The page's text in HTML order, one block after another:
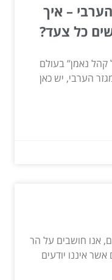
– איך
כל צעד?
קהל נאמן” בעולם
הערבי, יש כאן
אנו חושבים על הר
איננו יודעים